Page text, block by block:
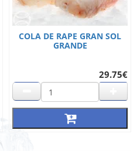
COLA DE RAPE GRAN SOL
GRANDE
29.75€